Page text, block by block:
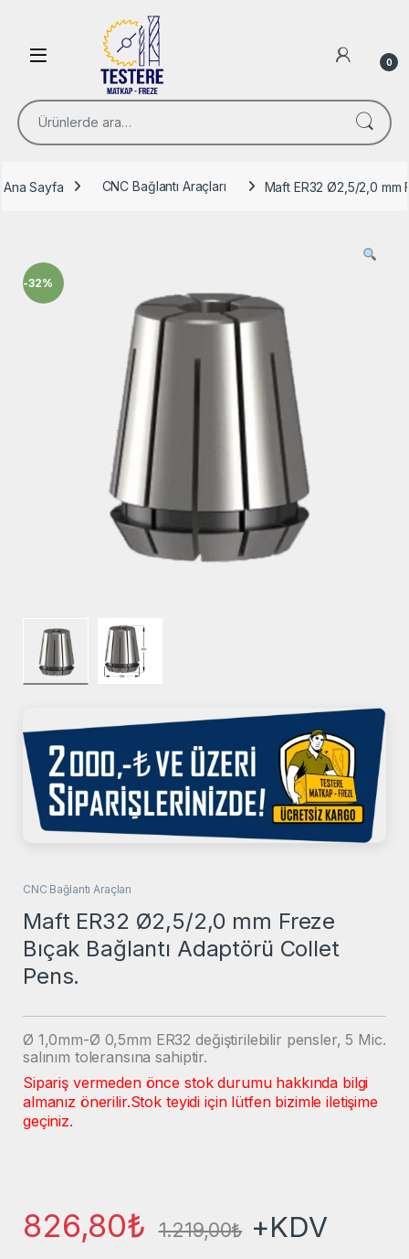
Open 0
Ara:
Ana Sayfa CNC Bağlantı Araçları Maft ER32 Ø2,5/2,0 mm
-32%
CNC Bağlantı Araçları
Maft ER32 Ø2,5/2,0 mm Freze
Bıçak Bağlantı Adaptörü Collet
Pens.
Ø 1,0mm-Ø 0,5mm ER32 değiştirilebilir pensler, 5 Mic.
salınım toleransına sahiptir.
Sipariş vermeden önce stok durumu hakkında bilgi
almanız önerilir.Stok teyidi için lütfen bizimle iletişime
geçiniz.
826,80₺ 1.219,00₺ +KDV